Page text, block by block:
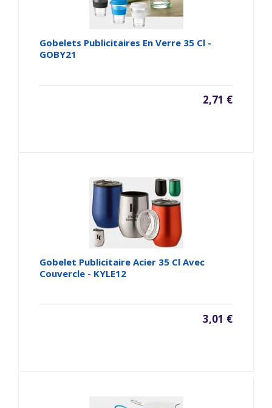
Gobelets Publicitaires En Verre 35 Cl -
GOBY21
2,71 €
Gobelet Publicitaire Acier 35 Cl Avec
Couvercle - KYLE12
3,01 €